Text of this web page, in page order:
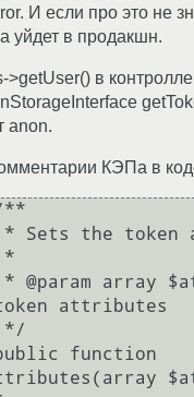
И если про это не
уйдет в продакшн.
>getUser() в
anon.
КЭПа в
attributes